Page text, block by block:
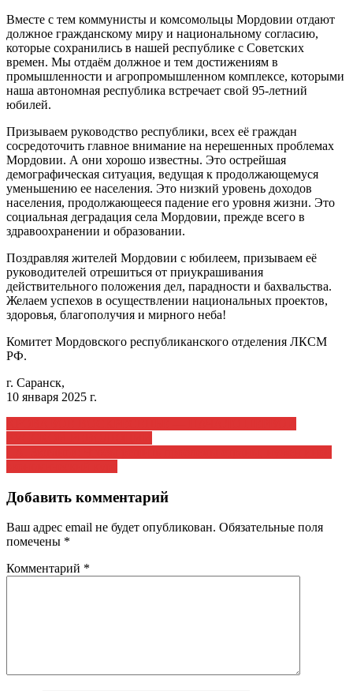
Вместе с тем коммунисты и комсомольцы Мордовии отдают
должное гражданскому миру и национальному согласию,
которые сохранились в нашей республике с Советских
времен. Мы отдаём должное и тем достижениям в
промышленности и агропромышленном комплексе, которыми
наша автономная республика встречает свой 95-летний
юбилей.
Призываем руководство республики, всех её граждан
сосредоточить главное внимание на нерешенных проблемах
Мордовии. А они хорошо известны. Это острейшая
демографическая ситуация, ведущая к продолжающемуся
уменьшению ее населения. Это низкий уровень доходов
населения, продолжающееся падение его уровня жизни. Это
социальная деградация села Мордовии, прежде всего в
здравоохранении и образовании.
Поздравляя жителей Мордовии с юбилеем, призываем её
руководителей отрешиться от приукрашивания
действительного положения дел, парадности и бахвальства.
Желаем успехов в осуществлении национальных проектов,
здоровья, благополучия и мирного неба!
Комитет Мордовского республиканского отделения ЛКСМ
РФ.
г. Саранск,
10 января 2025 г.
Навигация
по
записям
Добавить комментарий
Ваш адрес email не будет опубликован. Обязательные поля
помечены *
Комментарий *